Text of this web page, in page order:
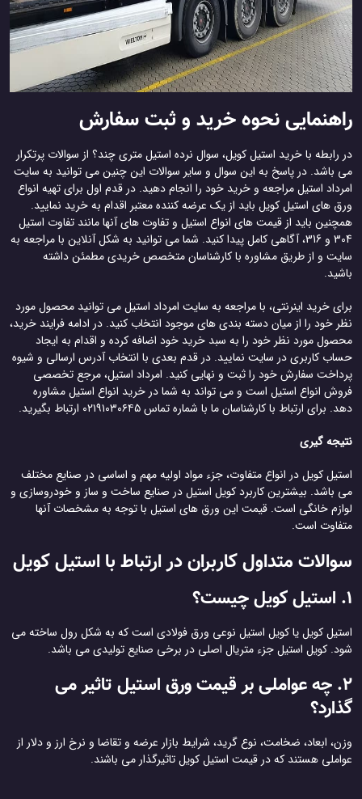
راهنمایی نحوه خرید و ثبت سفارش
در رابطه با خرید استیل کویل، سوال نرده استیل متری چند؟ از سوالات پرتکرار
می باشد. در پاسخ به این سوال و سایر سوالات این چنین می توانید به سایت
امرداد استیل مراجعه و خرید خود را انجام دهید. در قدم اول برای تهیه انواع
ورق های استیل کویل باید از یک عرضه کننده معتبر اقدام به خرید نمایید.
همچنین باید از قیمت های انواع استیل و تفاوت های آنها مانند تفاوت استیل
304 و 316، آگاهی کامل پیدا کنید. شما می توانید به شکل آنلاین با مراجعه به
سایت و از طریق مشاوره با کارشناسان متخصص خریدی مطمئن داشته
باشید.
برای خرید اینرنتی، با مراجعه به سایت امرداد استیل می توانید محصول مورد
نظر خود را از میان دسته بندی های موجود انتخاب کنید. در ادامه فرایند خرید،
محصول مورد نظر خود را به سبد خرید خود اضافه کرده و اقدام به ایجاد
حساب کاربری در سایت نمایید. در قدم بعدی با انتخاب آدرس ارسالی و شیوه
پرداخت سفارش خود را ثبت و نهایی کنید. امرداد استیل، مرجع تخصصی
فروش انواع استیل است و می تواند به شما در خرید انواع استیل مشاوره
دهد. برای ارتباط با کارشناسان ما با شماره تماس ۰۲۱۹۱۰۳۰۶۴۵ ارتباط بگیرید.
نتیجه گیری
استیل کویل در انواع متفاوت، جزء مواد اولیه مهم و اساسی در صنایع مختلف
می باشد. بیشترین کاربرد کویل استیل در صنایع ساخت و ساز و خودروسازی و
لوازم خانگی است. قیمت این ورق های استیل با توجه به مشخصات آنها
متفاوت است.
سوالات متداول کاربران در ارتباط با استیل کویل
1. استیل کویل چیست؟
استیل کویل یا کویل استیل نوعی ورق فولادی است که به شکل رول ساخته می
شود. کویل استیل جزء متریال اصلی در برخی صنایع تولیدی می باشد.
2. چه عواملی بر قیمت ورق استیل تاثیر می
گذارد؟
وزن، ابعاد، ضخامت، نوع گرید، شرایط بازار عرضه و تقاضا و نرخ ارز و دلار از
عواملی هستند که در قیمت استیل کویل تاثیرگذار می باشند.